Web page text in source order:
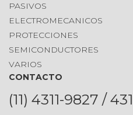
PASIVOS
ELECTROMECANICOS
PROTECCIONES
SEMICONDUCTORES
VARIOS
CONTACTO
(11) 4311-9827 /